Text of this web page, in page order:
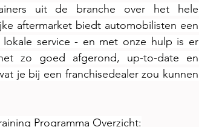
uit de branche over het hele
aftermarket biedt automobilisten een
lokale service - en met onze hulp is er
zo goed afgerond, up-to-date en
je bij een franchisedealer zou kunnen
Programma Overzicht: